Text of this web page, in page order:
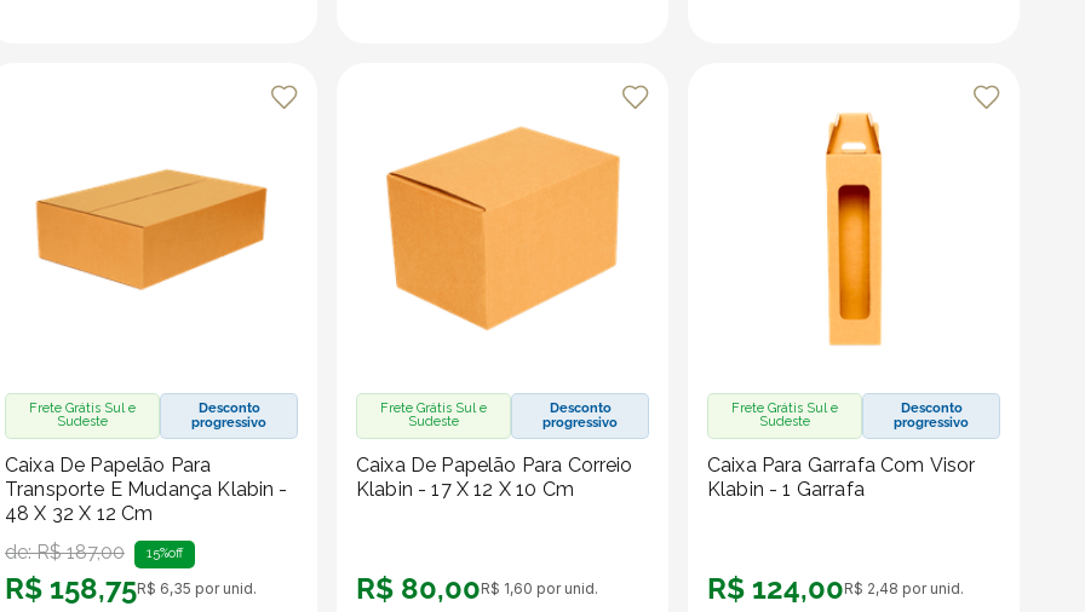
Frete Grátis Sul e
Sudeste
Desconto
progressivo
Caixa De Papelão Para
Transporte E Mudança Klabin -
48 X 32 X 12 Cm
de:R$ 187,00 15%off
R$ 158,75R$ 6,35 por unid.
Frete Grátis Sul e
Sudeste
Desconto
progressivo
Caixa De Papelão Para Correio
Klabin - 17 X 12 X 10 Cm
R$ 80,00R$ 1,60 por unid.
Frete Grátis Sul e
Sudeste
Desconto
progressivo
Caixa Para Garrafa Com Visor
Klabin - 1 Garrafa
R$ 124,00R$ 2,48 por unid.